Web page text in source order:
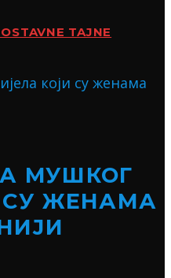
TAJNE
МУШКОГ
СУ ЖЕНАМА